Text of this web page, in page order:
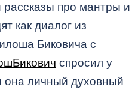
про мантры и
как диалог из
Биковича с
спросил у
она личный духовный